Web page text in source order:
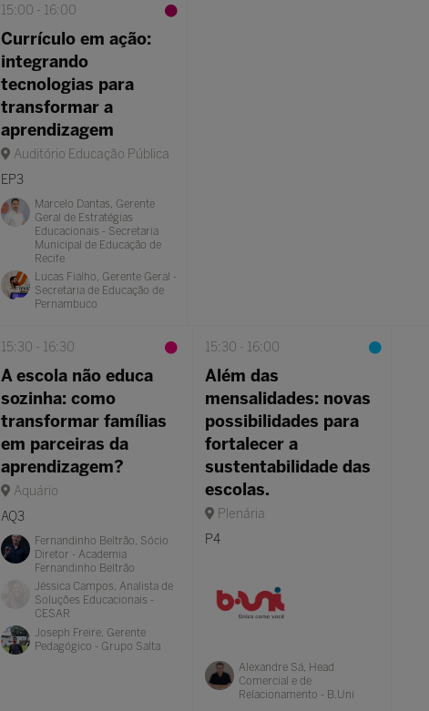
15:00 16:00
Currículo em ação:
integrando
tecnologias para
transformar a
aprendizagem
Auditório Educação Pública
EP3
Marcelo Dantas, Gerente
Geral de Estratégias
Educacionais - Secretaria
Municipal de Educação de
Recife
Lucas Fialho, Gerente Geral -
Secretaria de Educação de
Pernambuco
15:30 16:30
A escola não educa
sozinha: como
transformar famílias
em parceiras da
aprendizagem?
Aquário
AQ3
Fernandinho Beltrão, Sócio
Diretor - Academia
Fernandinho Beltrão
Jéssica Campos, Analista de
Soluções Educacionais -
CESAR
Joseph Freire, Gerente
Pedagógico - Grupo Salta
15:30 16:00
Além das
mensalidades: novas
possibilidades para
fortalecer a
sustentabilidade das
escolas.
Plenária
P4
Alexandre Sá, Head
Comercial e de
Relacionamento - B.Uni